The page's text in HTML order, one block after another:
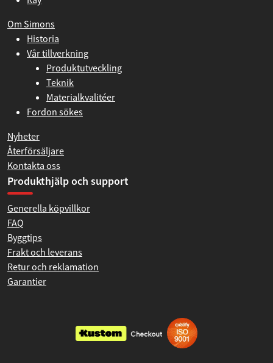
Om Simons
Historia
Vår tillverkning
Produktutveckling
Teknik
Materialkvalitéer
Fordon sökes
Nyheter
Återförsäljare
Kontakta oss
Produkthjälp och support
Generella köpvillkor
FAQ
Byggtips
Frakt och leverans
Retur och reklamation
Garantier